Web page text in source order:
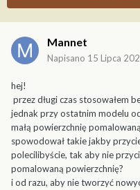
Mannet
Napisano 15 Lipca
hej!
przez długi czas stosowałem
jednak przy ostatnim modelu
małą powierzchnię
spowodował takie jakby
polecilibyście, tak aby nie
pomalowaną powierzchnię?
i od razu, aby nie tworzyć